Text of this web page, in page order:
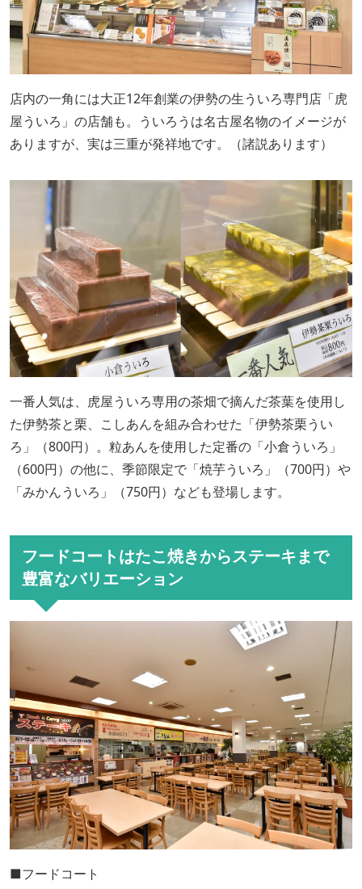
店内の一角には大正12年創業の伊勢の生ういろ専門店「虎
屋ういろ」の店舗も。ういろうは名古屋名物のイメージが
ありますが、実は三重が発祥地です。（諸説あります）
一番人気は、虎屋ういろ専用の茶畑で摘んだ茶葉を使用し
た伊勢茶と栗、こしあんを組み合わせた「伊勢茶栗うい
ろ」（800円）。粒あんを使用した定番の「小倉ういろ」
（600円）の他に、季節限定で「焼芋ういろ」（700円）や
「みかんういろ」（750円）なども登場します。
フードコートはたこ焼きからステーキまで
豊富なバリエーション
■フードコート